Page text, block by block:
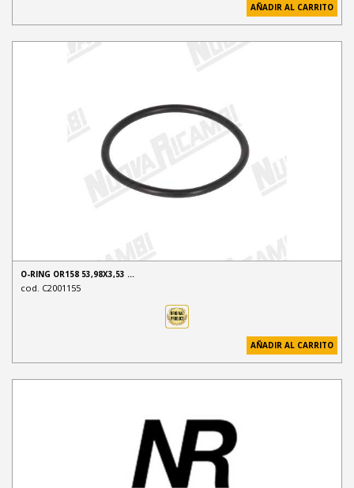
AÑADIR AL CARRITO
O-RING OR158 53,98X3,53 …
cod. C2001155
AÑADIR AL CARRITO